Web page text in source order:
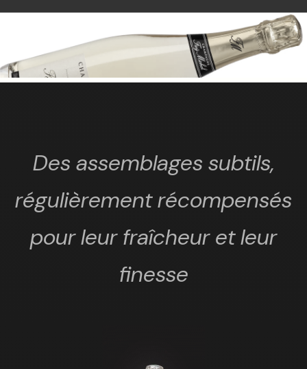
Des assemblages subtils,
régulièrement récompensés
pour leur fraîcheur et leur
finesse